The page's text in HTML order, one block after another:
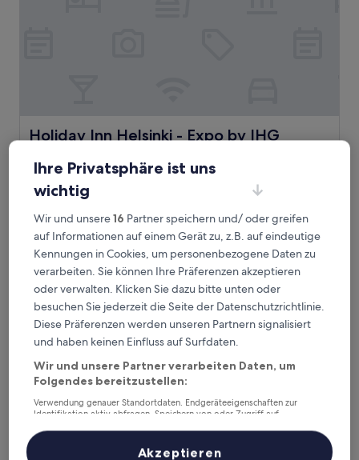
Holiday Inn Helsinki - Expo by IHG
Holiday Inn Helsinki - Expo by IHG
Sterne-
Unterkunft
0,9 km von S-Bahn-Station Ilmala entfernt
9.0
10,
Wunderbar,
(1.000
Bewertungen)
9,0/10 Wunderbar
Der
Preis
beträgt
116 €
116 €
inkl. Steuern & Gebühren
13. Aug.–14. Aug.
Crowne Plaza Helsinki by IHG
Ihre Privatsphäre ist uns
wichtig
Wir und unsere16 Partner speichern und/ oder greifen
auf Informationen auf einem Gerät zu, z.B. auf eindeutige
Kennungen in Cookies, um personenbezogene Daten zu
verarbeiten. Sie können Ihre Präferenzen akzeptieren
oder verwalten. Klicken Sie dazu bitte unten oder
besuchen Sie jederzeit die Seite der Datenschutzrichtlinie.
Diese Präferenzen werden unseren Partnern signalisiert
und haben keinen Einfluss auf Surfdaten.
Wir und unsere Partner verarbeiten Daten, um
Folgendes bereitzustellen:
Verwendung genauer Standortdaten. Endgeräteeigenschaften zur
Identifikation aktiv abfragen. Speichern von oder Zugriff auf
Inhalte, Messung von Werbeleistung und der Performance von Inhalten,
Zielgruppenforschung sowie Entwicklung und Verbesserung von
Akzeptieren